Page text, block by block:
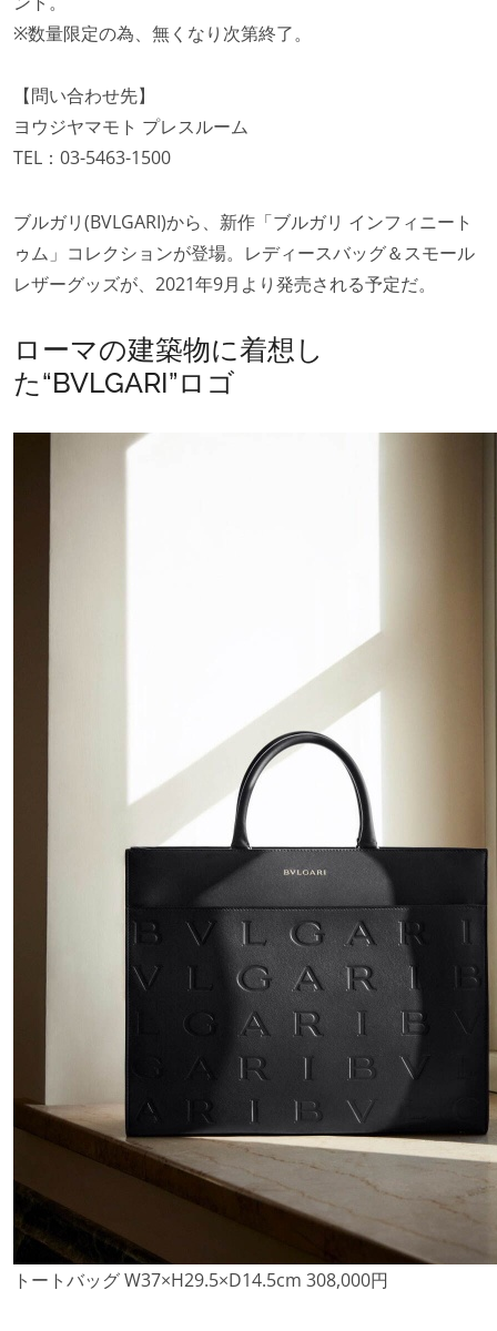
※数量限定の為、無くなり次第終了。
【問い合わせ先】
ヨウジヤマモト プレスルーム
TEL：03-5463-1500
ブルガリ(BVLGARI)から、新作「ブルガリ インフィニート
ゥム」コレクションが登場。レディースバッグ＆スモール
レザーグッズが、2021年9月より発売される予定だ。
ローマの建築物に着想し
た“BVLGARI”ロゴ
トートバッグ W37×H29.5×D14.5cm 308,000円